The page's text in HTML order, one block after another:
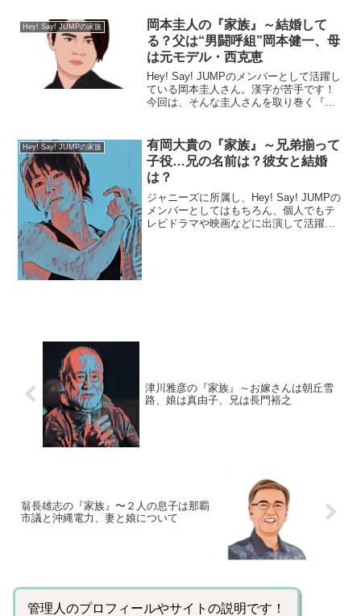
Hey! Say! JUMPの家族
岡本圭人の『家族』～結婚して
る？父は“男闘呼組”岡本健一、母
は元モデル・西克恵
Hey! Say! JUMPのメンバーとして活躍し
ている岡本圭人さん。漢字が苦手です！
今回は、そんな圭人さんを取り巻く『家
と）生年月日：1993年〈平成5年〉4月1
日身 ...
Hey! Say! JUMPの家族
有岡大貴の『家族』～兄弟揃って
子役…兄の名前は？彼女と結婚
は？
ジャニーズに所属し、Hey! Say! JUMPの
メンバーとしてはもちろん、個人でもテ
レビドラマや映画などに出演して活躍し
津川雅彦の『家族』～お嫁さんは朝丘雪
路、娘は真由子、兄は長門裕之
翁長雄志の『家族』〜２人の息子は那覇
市議と沖縄電力、妻と娘について
管理人のプロフィールやサイトの説明です！